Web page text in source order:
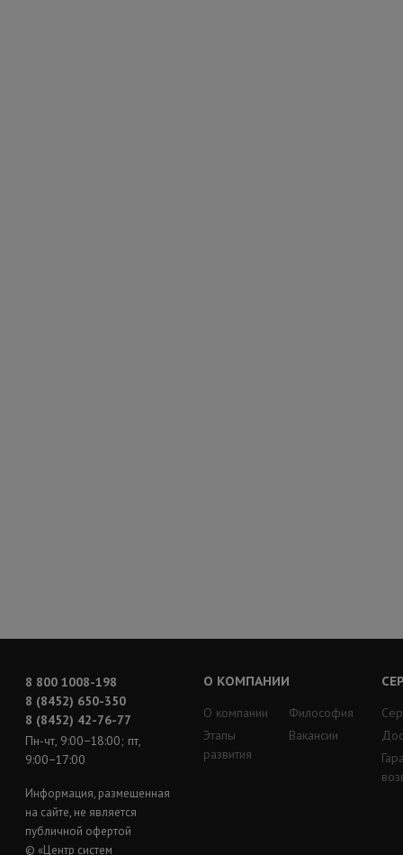
8 800 1008-198
8 (8452) 650-350
8 (8452) 42-76-77
Пн-чт, 9:00−18:00; пт,
9:00−17:00
Информация, размещенная
на сайте, не является
публичной офертой
© «Центр систем
О КОМПАНИИ
О компании
Этапы
развития
Философия
Вакансии